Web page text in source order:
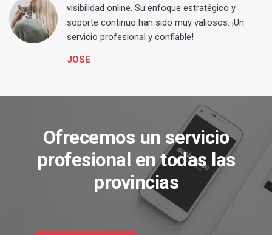
visibilidad online. Su enfoque estratégico y
soporte continuo han sido muy valiosos. ¡Un
servicio profesional y confiable!
JOSE
Ofrecemos un servicio
profesional en todas las
provincias